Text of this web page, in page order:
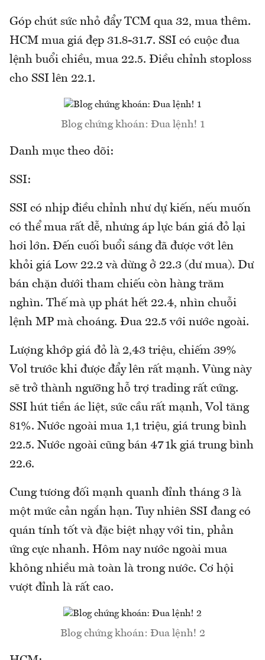
Góp chút sức nhỏ đẩy TCM qua 32, mua thêm.
HCM mua giá đẹp 31.8-31.7. SSI có cuộc đua
lệnh buổi chiều, mua 22.5. Điều chỉnh stoploss
cho SSI lên 22.1.
Blog chứng khoán: Đua lệnh! 1
Danh mục theo dõi:
SSI:
SSI có nhịp điều chỉnh như dự kiến, nếu muốn
có thể mua rất dễ, nhưng áp lực bán giá đỏ lại
hơi lớn. Đến cuối buổi sáng đã được vớt lên
khỏi giá Low 22.2 và dừng ở 22.3 (dư mua). Dư
bán chặn dưới tham chiếu còn hàng trăm
nghìn. Thế mà ụp phát hết 22.4, nhìn chuỗi
lệnh MP mà choáng. Đua 22.5 với nước ngoài.
Lượng khớp giá đỏ là 2,43 triệu, chiếm 39%
Vol trước khi được đẩy lên rất mạnh. Vùng này
sẽ trở thành ngưỡng hỗ trợ trading rất cứng.
SSI hút tiền ác liệt, sức cầu rất mạnh, Vol tăng
81%. Nước ngoài mua 1,1 triệu, giá trung bình
22.5. Nước ngoài cũng bán 471k giá trung bình
22.6.
Cung tương đối mạnh quanh đỉnh tháng 3 là
một mức cản ngắn hạn. Tuy nhiên SSI đang có
quán tính tốt và đặc biệt nhạy với tin, phản
ứng cực nhanh. Hôm nay nước ngoài mua
không nhiều mà toàn là trong nước. Cơ hội
vượt đỉnh là rất cao.
Blog chứng khoán: Đua lệnh! 2